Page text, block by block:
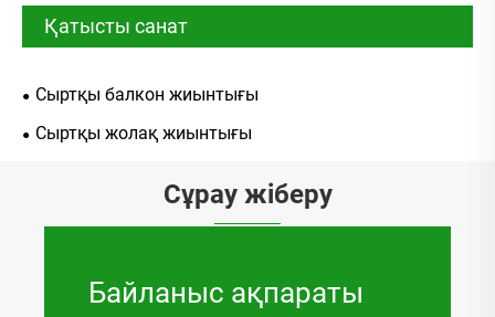
Қатысты санат
Сыртқы балкон жиынтығы
Сыртқы жолақ жиынтығы
Сұрау жіберу
Байланыс ақпараты